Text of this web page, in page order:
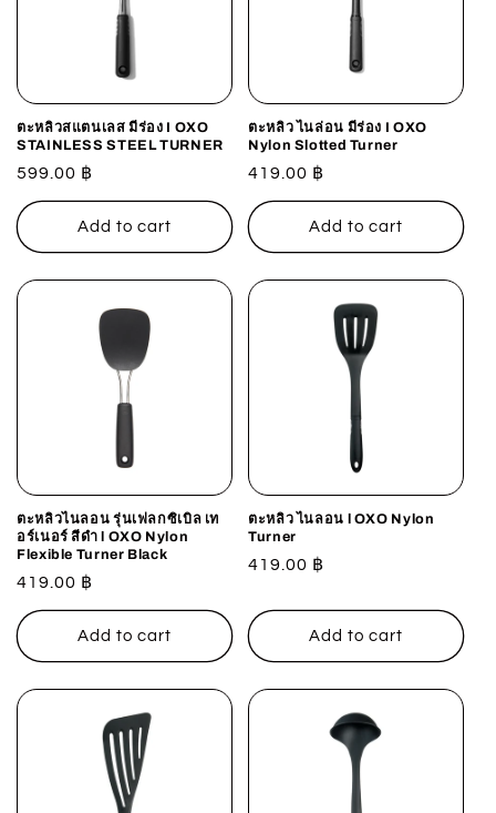
ตะหลิวสแตนเลส มีร่อง I OXO
STAINLESS STEEL TURNER
Regular
price
599.00 ฿
Add to cart
ตะหลิว ไนล่อน มีร่อง I OXO
Nylon Slotted Turner
Regular
price
419.00 ฿
Add to cart
ตะหลิวไนลอน รุ่นเฟลกซิเบิล เท
อร์เนอร์ สีดำ l OXO Nylon
Flexible Turner Black
Regular
price
419.00 ฿
Add to cart
ตะหลิว ไนลอน l OXO Nylon
Turner
Regular
419.00 ฿
Add to cart